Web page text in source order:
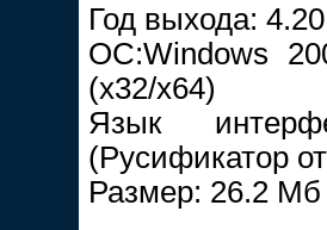
Год выхода:
ОС:Windows
(x32/x64)
Язык
(Русификатор
Размер: 26.2 Mб